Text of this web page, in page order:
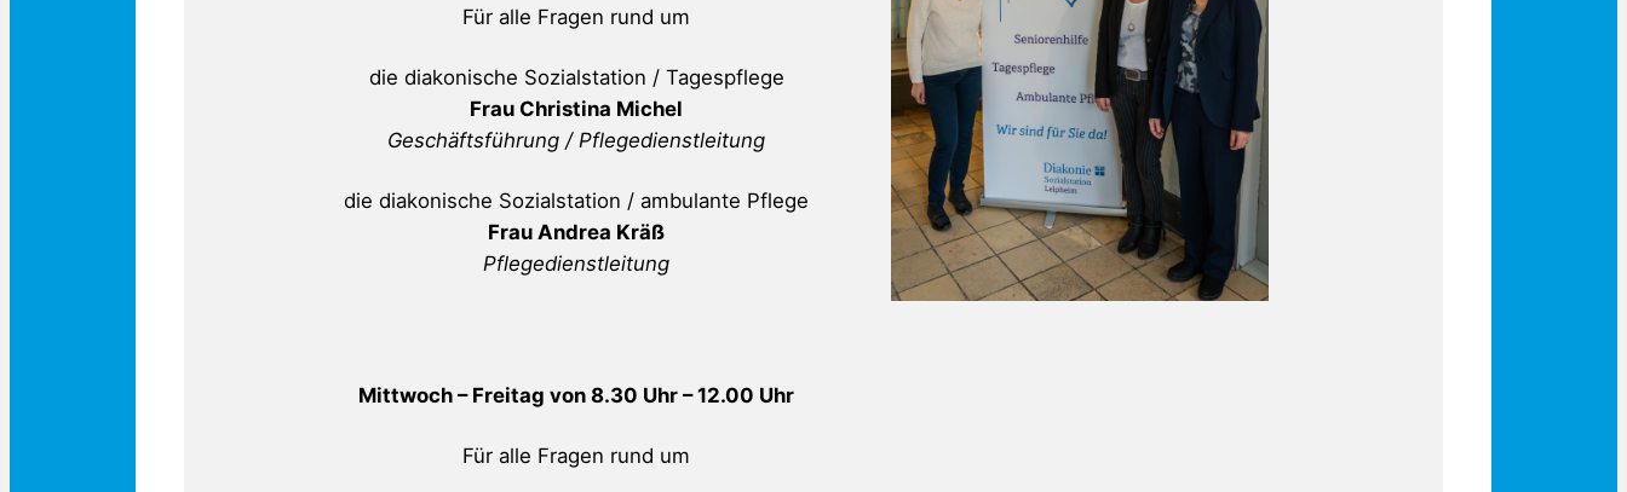
Für alle Fragen rund um
die diakonische Sozialstation / Tagespflege
Frau Christina Michel
Geschäftsführung / Pflegedienstleitung
die diakonische Sozialstation / ambulante Pflege
Frau Andrea Kräß
Pflegedienstleitung
Mittwoch – Freitag von 8.30 Uhr – 12.00 Uhr
Für alle Fragen rund um